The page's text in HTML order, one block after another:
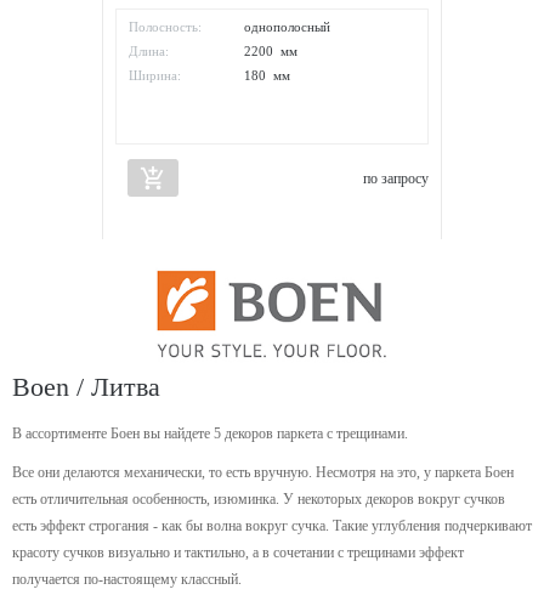
Полосность:
однополосный
Длина:
2200 мм
Ширина:
180 мм
add_shopping_cart по запросу
Boen / Литва
В ассортименте Боен вы найдете 5 декоров паркета с трещинами.
Все они делаются механически, то есть вручную. Несмотря на это, у паркета Боен
есть отличительная особенность, изюминка. У некоторых декоров вокруг сучков
есть эффект строгания - как бы волна вокруг сучка. Такие углубления подчеркивают
красоту сучков визуально и тактильно, а в сочетании с трещинами эффект
получается по-настоящему классный.